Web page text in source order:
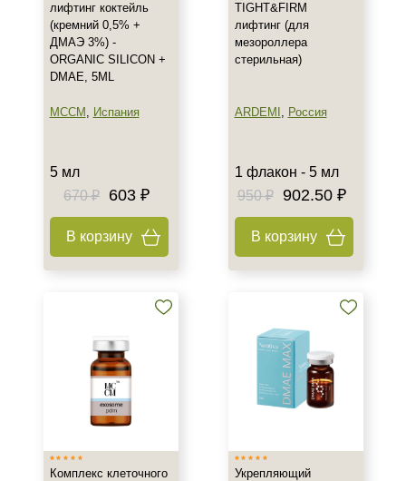
Показать еще
Тип товара
Лифтинг
Биоревитализант
Класс косметики
Домашняя
Профессиональная
Все типы кожи
Показать еще
Возраст
лифтинг коктейль
(кремний 0,5% +
ДМАЭ 3%) -
ORGANIC SILICON +
DMAE, 5ML
MCCM , Испания
5 мл
670 ₽
603 ₽
В корзину
TIGHT&FIRM
лифтинг (для
мезороллера
стерильная)
ARDEMI , Россия
1 флакон - 5 мл
950 ₽
902.50 ₽
В корзину
Комплекс клеточного
Укрепляющий